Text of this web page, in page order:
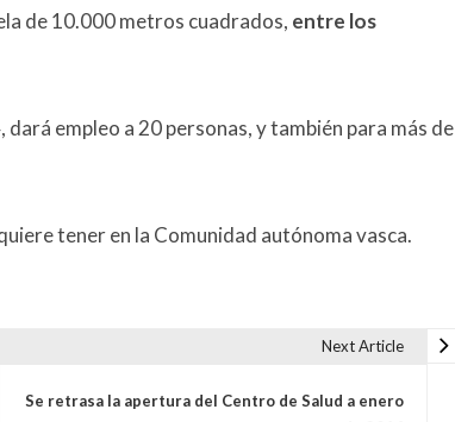
de 10.000 metros cuadrados, entre los
empleo a 20 personas, y también para más de
tener en la Comunidad autónoma vasca.
Next Article
Se retrasa la apertura del Centro de Salud a enero